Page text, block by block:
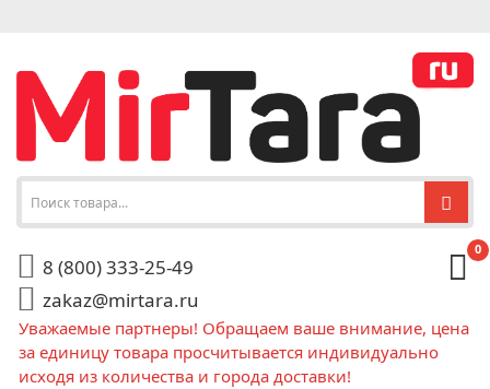
8 (800) 333-25-49
zakaz@mirtara.ru
0
Уважаемые партнеры! Обращаем ваше внимание, цена
за единицу товара просчитывается индивидуально
исходя из количества и города доставки!